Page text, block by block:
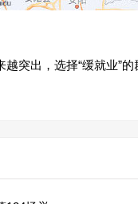
越突出，选择“缓就业”